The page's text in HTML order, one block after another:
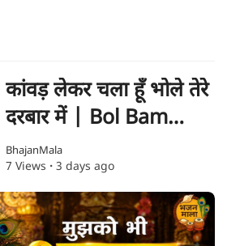
⁣कांवड़ लेकर चला हूँ भोले तेरे
दरबार में | Bol Bam
Kanwar Bhajan 2026
| सावन स्पेशल शिव भजन
|
BhajanMala
7 Views · 3 days ago